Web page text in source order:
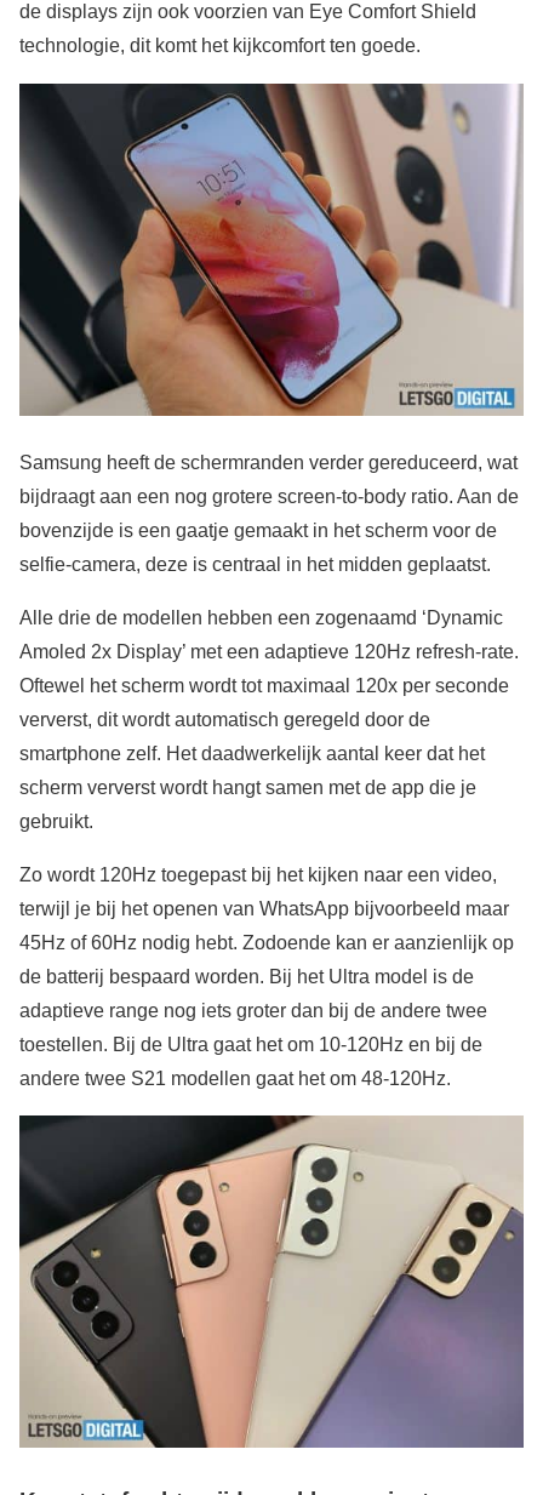
de displays zijn ook voorzien van Eye Comfort Shield
technologie, dit komt het kijkcomfort ten goede.
Samsung heeft de schermranden verder gereduceerd, wat
bijdraagt aan een nog grotere screen-to-body ratio. Aan de
bovenzijde is een gaatje gemaakt in het scherm voor de
selfie-camera, deze is centraal in het midden geplaatst.
Alle drie de modellen hebben een zogenaamd ‘Dynamic
Amoled 2x Display’ met een adaptieve 120Hz refresh-rate.
Oftewel het scherm wordt tot maximaal 120x per seconde
ververst, dit wordt automatisch geregeld door de
smartphone zelf. Het daadwerkelijk aantal keer dat het
scherm ververst wordt hangt samen met de app die je
gebruikt.
Zo wordt 120Hz toegepast bij het kijken naar een video,
terwijl je bij het openen van WhatsApp bijvoorbeeld maar
45Hz of 60Hz nodig hebt. Zodoende kan er aanzienlijk op
de batterij bespaard worden. Bij het Ultra model is de
adaptieve range nog iets groter dan bij de andere twee
toestellen. Bij de Ultra gaat het om 10-120Hz en bij de
andere twee S21 modellen gaat het om 48-120Hz.